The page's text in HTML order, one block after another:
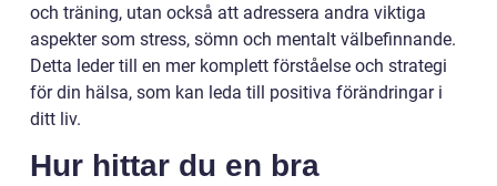
och träning, utan också att adressera andra viktiga
aspekter som stress, sömn och mentalt välbefinnande.
Detta leder till en mer komplett förståelse och strategi
för din hälsa, som kan leda till positiva förändringar i
ditt liv.
Hur hittar du en bra